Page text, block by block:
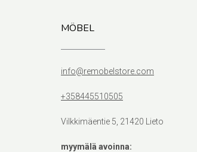
MÖBEL
info@remobelstore.com
+358445510505
Vilkkimäentie 5, 21420 Lieto
myymälä avoinna: